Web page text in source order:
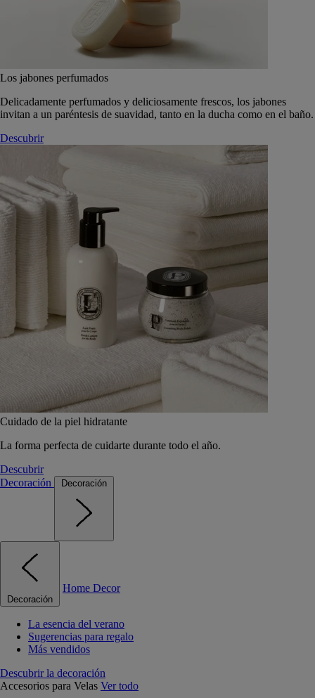
Los jabones perfumados
Delicadamente perfumados y deliciosamente frescos, los jabones
invitan a un paréntesis de suavidad, tanto en la ducha como en el baño.
Descubrir
Cuidado de la piel hidratante
La forma perfecta de cuidarte durante todo el año.
Descubrir
Decoración
Decoración
Decoración
Home Decor
La esencia del verano
Sugerencias para regalo
Más vendidos
Descubrir la decoración
Accesorios para Velas Ver todo